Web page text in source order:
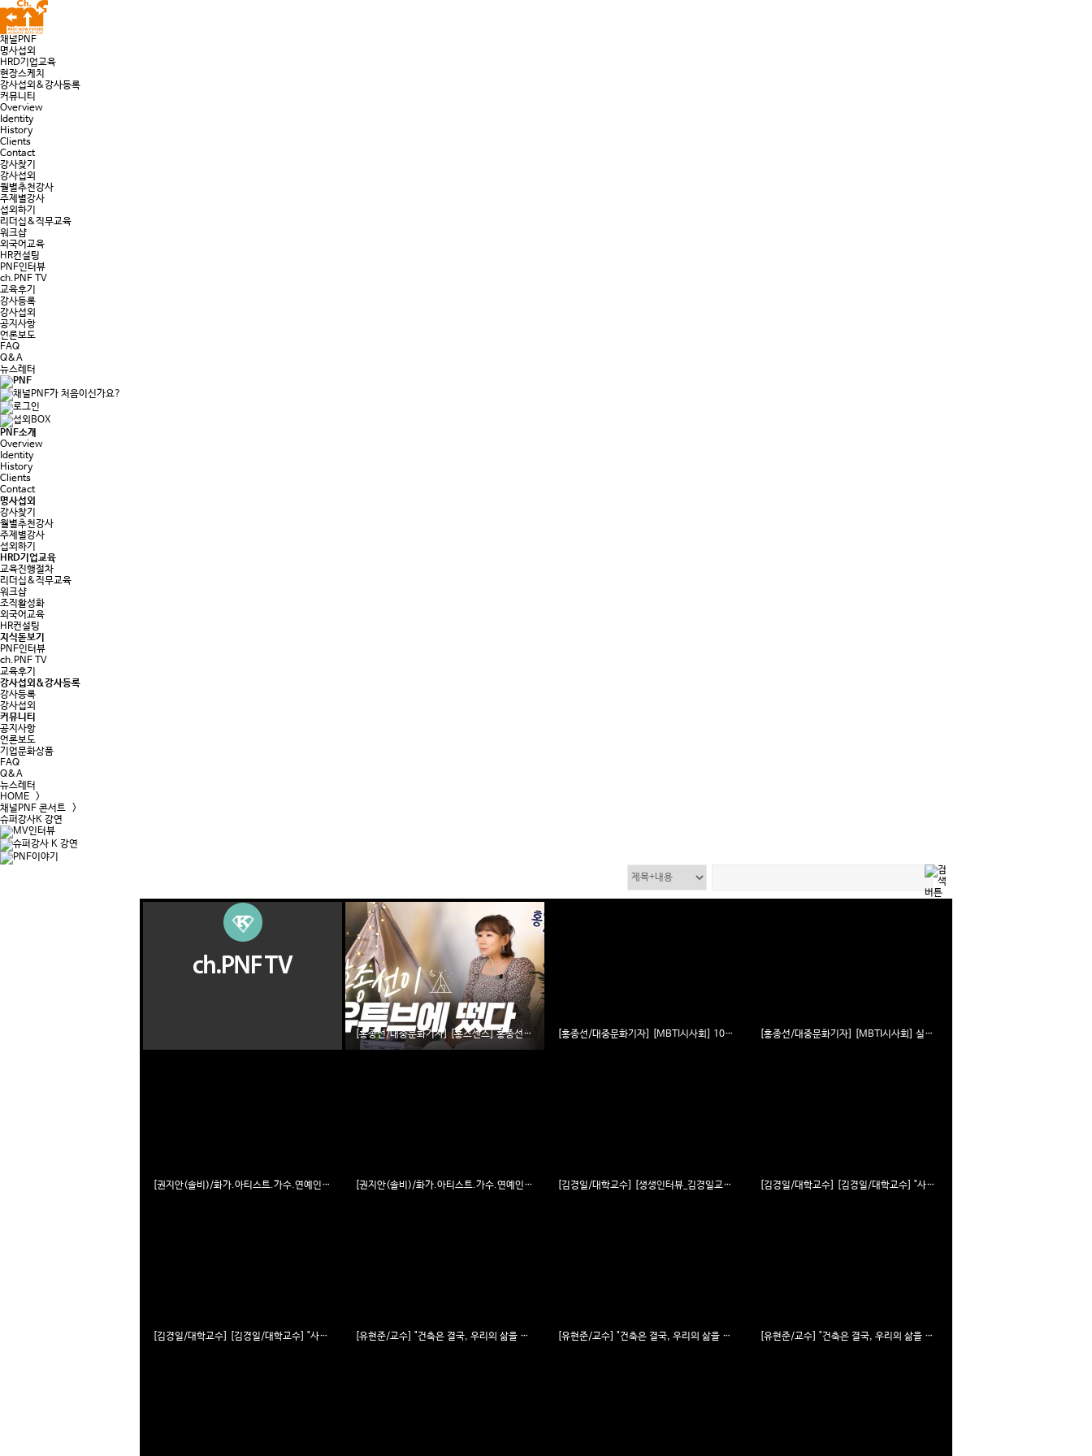
채널PNF
명사섭외
HRD기업교육
현장스케치
강사섭외&강사등록
커뮤니티
Overview
Identity
History
Clients
Contact
강사찾기
강사섭외
월별추천강사
주제별강사
섭외하기
리더십&직무교육
워크샵
외국어교육
HR컨설팅
PNF인터뷰
ch.PNF TV
교육후기
강사등록
강사섭외
공지사항
언론보도
FAQ
Q&A
뉴스레터
PNF소개
Overview
Identity
History
Clients
Contact
명사섭외
강사찾기
월별추천강사
주제별강사
섭외하기
HRD기업교육
교육진행절차
리더십&직무교육
워크샵
조직활성화
외국어교육
HR컨설팅
지식돋보기
PNF인터뷰
ch.PNF TV
교육후기
강사섭외&강사등록
강사등록
강사섭외
커뮤니티
공지사항
언론보도
기업문화상품
FAQ
Q&A
뉴스레터
HOME >
채널PNF 콘서트 >
슈퍼강사K 강연
[홍종선/대중문화기자] [홍스센스] 홍종선의 종합 영화 리뷰 채널의 탄생! [홍종선/대중문화기자] [MBTI시사회] 1000만 흥행각?! 《모가디슈》 MBTI로 먼저 알아보다 [홍종선/대중문화기자] [MBTI시사회] 실제 황정민이 인질로 잡혔다?! 범인 요구사항은 명대사??!!
[권지안(솔비)/화가.아티스트.가수.연예인] 누가뭐라고 해도 나답게 ' 솔비'에서 '권지안'으로 살아가다 VOL.2 [권지안(솔비)/화가.아티스트.가수.연예인] [생생인터뷰_권지안(솔비)] 누가뭐라고 해도 나답게 ' 솔비'에서 '권지안'으로 살아가다 VOL.1 [김경일/대학교수] [생생인터뷰_김경일교수] "어쩌면 우리가 거꾸로 해왔던 것들에 대하여 뒤를 돌아보다" VOL.3 [김경일/대학교수] [김경일/대학교수] "사람의 내면보다 이를 둘러싸고 있는 상황이라는 변인에 관심을 내비치다" VOL.2
[김경일/대학교수] [김경일/대학교수] "사람의 내면보다 이를 둘러싸고 있는 상황이라는 변인에 관심을 내비치다" VOL.1 [유현준/교수] "건축은 결국, 우리의 삶을 이야기하게 만든다" VOL.4 [유현준/교수] "건축은 결국, 우리의 삶을 이야기하게 만든다" VOL.3 [유현준/교수] "건축은 결국, 우리의 삶을 이야기하게 만든다" VOL.2